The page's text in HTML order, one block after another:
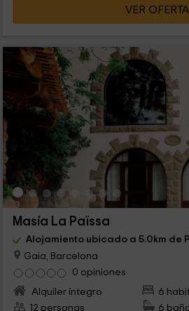
VER OFERTA
Masía La Païssa
Alojamiento ubicado a 5.0km de
Gaia, Barcelona
0 opiniones
Alquiler íntegro
6
12 personas
6